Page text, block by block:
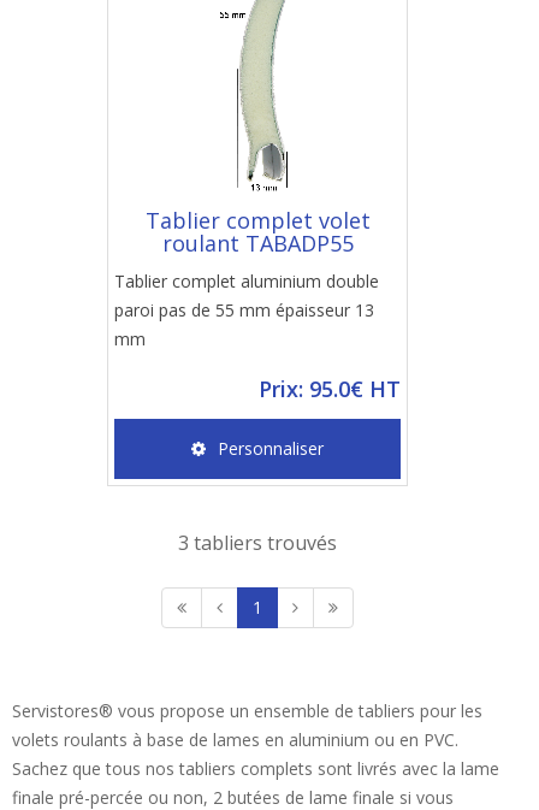
Tablier complet volet
roulant TABADP55
Tablier complet aluminium double
paroi pas de 55 mm épaisseur 13
mm
Prix: 95.0€ HT
Personnaliser
3 tabliers trouvés
1
Servistores® vous propose un ensemble de tabliers pour les
volets roulants à base de lames en aluminium ou en PVC.
Sachez que tous nos tabliers complets sont livrés avec la lame
finale pré-percée ou non, 2 butées de lame finale si vous